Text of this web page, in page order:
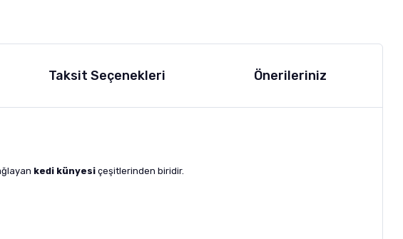
Taksit Seçenekleri Önerileriniz
kedi künyesi çeşitlerinden biridir.